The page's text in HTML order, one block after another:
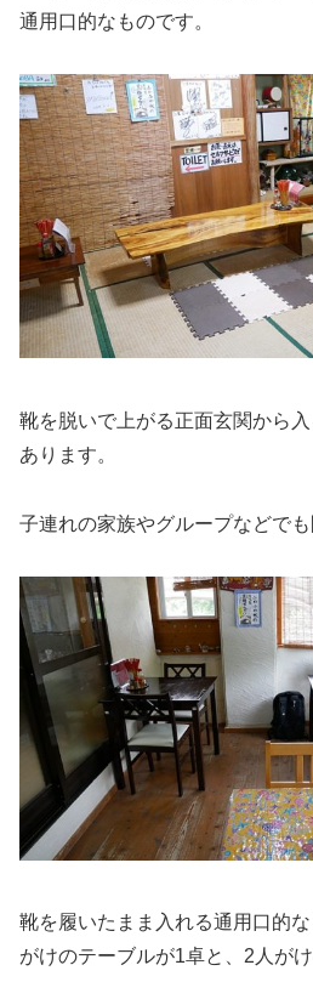
通用口的なものです。
靴を脱いで上がる正面玄関から
あります。
子連れの家族やグループなどでも
靴を履いたまま入れる通用口的
がけのテーブルが1卓と、2人が